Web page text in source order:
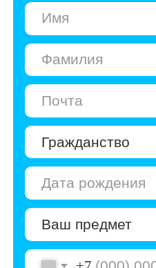
Даю согласие на
Даю согласие на